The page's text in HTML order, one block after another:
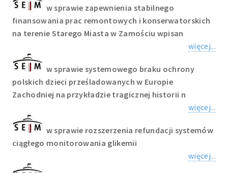
w sprawie zapewnienia stabilnego
finansowania prac remontowych i konserwatorskich
na terenie Starego Miasta w Zamościu wpisan
więcej...
w sprawie systemowego braku ochrony
polskich dzieci prześladowanych w Europie
Zachodniej na przykładzie tragicznej historii n
więcej...
w sprawie rozszerzenia refundacji systemów
ciągłego monitorowania glikemii
więcej...